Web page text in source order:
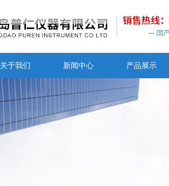
关于我们 新闻中心 产品展示